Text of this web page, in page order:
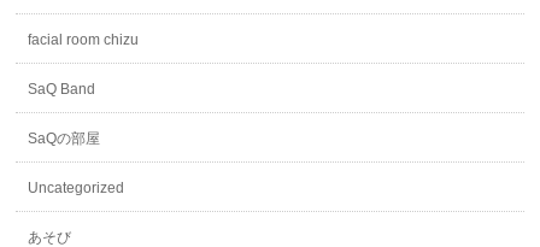
facial room chizu
SaQ Band
SaQの部屋
Uncategorized
あそび